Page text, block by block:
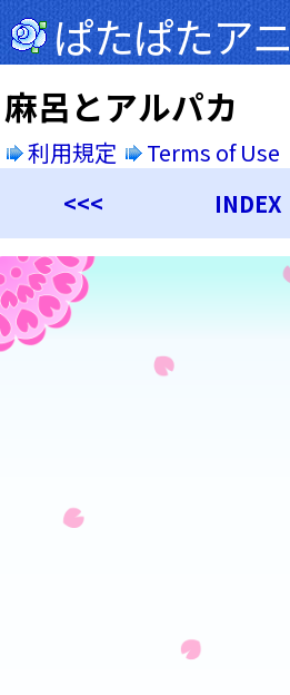
ぱたぱたア
麻呂とアルパカ
利用規定
Terms of Use
<<<
INDEX